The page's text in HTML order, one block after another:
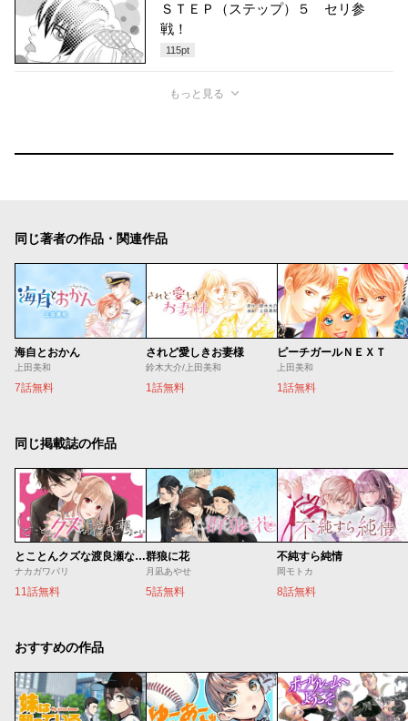
ＳＴＥＰ（ステップ）５ セリ参
戦！
115pt
もっと見る
同じ著者の作品・関連作品
海自とおかん
上田美和
7話無料
されど愛しきお妻様
鈴木大介/上田美和
1話無料
ピーチガールＮＥＸＴ
上田美和
1話無料
同じ掲載誌の作品
とことんクズな渡良瀬なのに
ナカガワパリ
11話無料
群狼に花
月凪あやせ
5話無料
不純すら純情
岡モトカ
8話無料
おすすめの作品